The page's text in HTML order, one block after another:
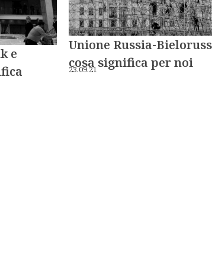
e
Unione Russia-
cosa significa per noi
23.09.21